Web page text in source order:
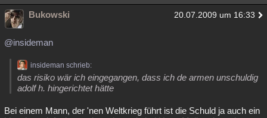
Bukowski 20.07.2009 um 16:33
@insideman
insideman schrieb:
das risiko wär ich eingegangen, dass ich de armen unschuldig
adolf h. hingerichtet hätte
Bei einem Mann, der 'nen Weltkrieg führt ist die Schuld ja auch ein